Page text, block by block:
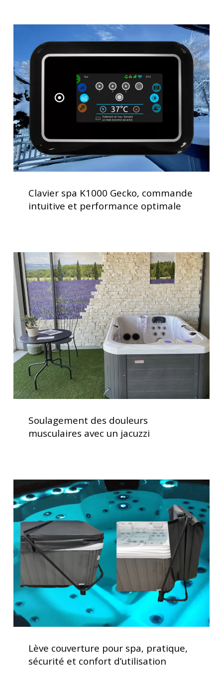
K1000
Gecko,
commande
intuitive
et
performance
optimale
K1000
Gecko,
performance
optimale
Clavier spa K1000 Gecko, commande
intuitive et performance optimale
Soulagement
des
douleurs
musculaires
avec
un
jacuzzi
musculaires
Soulagement des douleurs
musculaires avec un jacuzzi
couverture
pour
spa,
pratique,
sécurité
et
confort
d’utilisation
couverture
spa,
Lève couverture pour spa, pratique,
sécurité et confort d’utilisation